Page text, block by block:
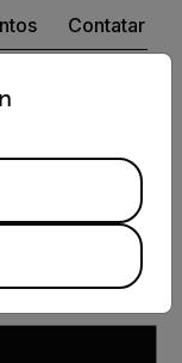
Contatar o
from the